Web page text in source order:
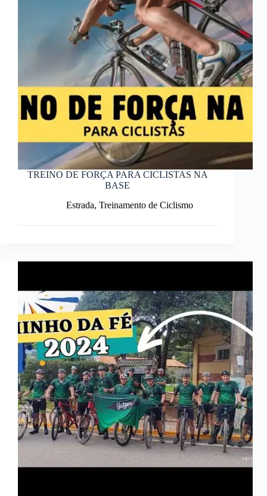
TREINO DE FORÇA PARA CICLISTAS NA
BASE
Estrada, Treinamento de Ciclismo